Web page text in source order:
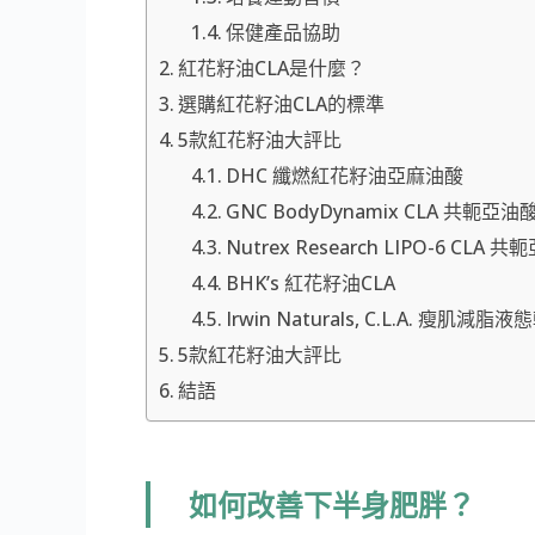
保健產品協助
紅花籽油CLA是什麼？
選購紅花籽油CLA的標準
5款紅花籽油大評比
DHC 纖燃紅花籽油亞麻油酸
GNC BodyDynamix CLA 共軛亞油
Nutrex Research LIPO-6 CLA 共軛
BHK’s 紅花籽油CLA
Irwin Naturals, C.L.A. 瘦肌減脂液
5款紅花籽油大評比
結語
如何改善下半身肥胖？